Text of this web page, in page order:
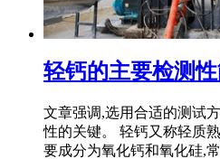
轻钙的主要检测
文章强调,选用合适的测试
性的关键。 轻钙又称轻质
要成分为氧化钙和氧化硅,